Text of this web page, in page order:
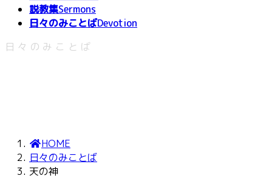
説教集Sermons
日々のみことばDevotion
日々のみことば
HOME
日々のみことば
天の神